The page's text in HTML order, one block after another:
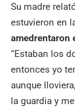
Su madre
estuvieron en
amedrentaron
“Estaban los
entonces yo
aunque
la guardia y